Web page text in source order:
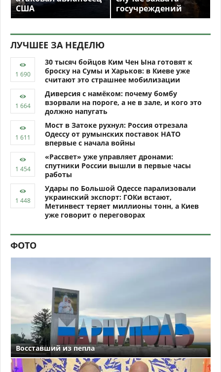
США
госучреждений
ЛУЧШЕЕ ЗА НЕДЕЛЮ
30 тысяч бойцов Ким Чен Ына готовят к
броску на Сумы и Харьков: в Киеве уже
считают это страшнее мобилизации
Диверсия с намёком: почему бомбу
взорвали на пороге, а не в зале, и кого это
должно напугать
Мост в Затоке рухнул: Россия отрезала
Одессу от румынских поставок НАТО
впервые с начала войны
«Рассвет» уже управляет дронами:
спутники России вышли в первые часы
работы
Удары по Большой Одессе парализовали
украинский экспорт: ГОКи встают,
Метинвест теряет миллионы тонн, а Киев
уже говорит о переговорах
ФОТО
Восставший из пепла